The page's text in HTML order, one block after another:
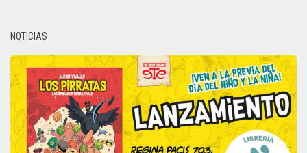
NOTICIAS